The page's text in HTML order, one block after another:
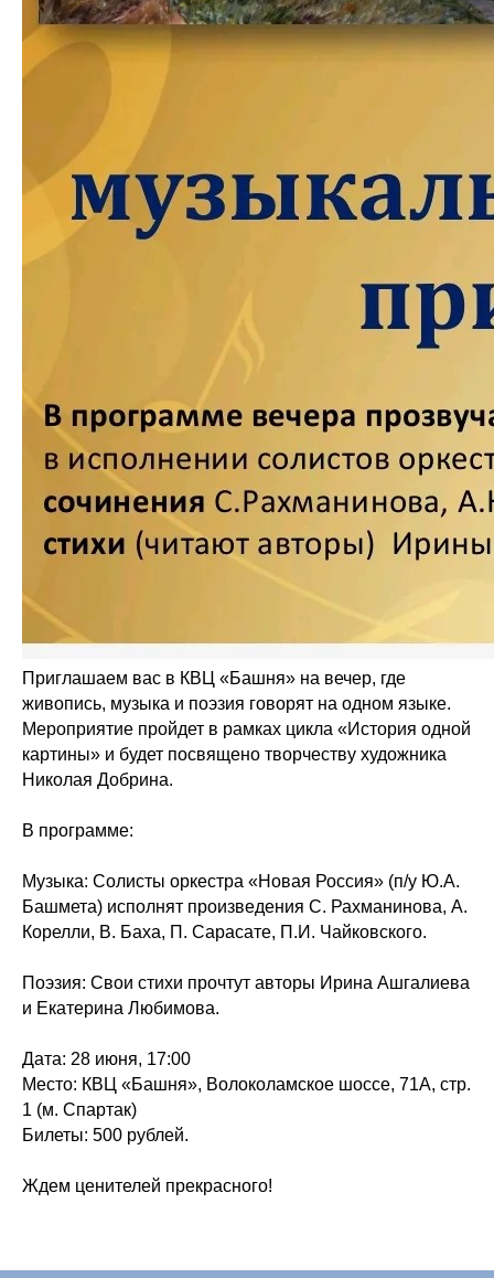
Приглашаем вас в КВЦ «Башня» на вечер, где
живопись, музыка и поэзия говорят на одном языке.
Мероприятие пройдет в рамках цикла «История одной
картины» и будет посвящено творчеству художника
Николая Добрина.
В программе:
Музыка: Солисты оркестра «Новая Россия» (п/у Ю.А.
Башмета) исполнят произведения С. Рахманинова, А.
Корелли, В. Баха, П. Сарасате, П.И. Чайковского.
Поэзия: Свои стихи прочтут авторы Ирина Ашгалиева
и Екатерина Любимова.
Дата: 28 июня, 17:00
Место: КВЦ «Башня», Волоколамское шоссе, 71А, стр.
1 (м. Спартак)
Билеты: 500 рублей.
Ждем ценителей прекрасного!